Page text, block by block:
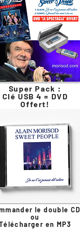
Super Pack :
Clé USB 4 = DVD
Offert!
le double CD
ou
en MP3